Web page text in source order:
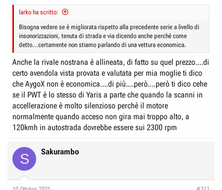
larko ha scritto:
Bisogna vedere se è migliorata rispetto alla precedente serie a livello di
insonorizzazioni, tenuta di strada e via dicendo anche perché come
detto...certamente non stiamo parlando di una vettura economica.
Anche la rivale nostrana è allineata, di fatto su quel prezzo....di
certo avendola vista provata e valutata per mia moglie ti dico
che AygoX non è economica....di più....però....però ti dico cehe
se il PWT è lo stesso di Yaris a parte che quando la scanni in
accellerazione è molto silenzioso perchè il motore
normalmente quando acceso non gira mai troppo alto, a
120kmh in autostrada dovrebbe essere sui 2300 rpm
S Sakurambo